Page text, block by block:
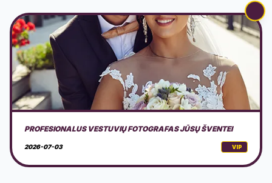
PARDUODAMA JAUKI SODYBA VAIZDINGOJE VIETOJE PRIE